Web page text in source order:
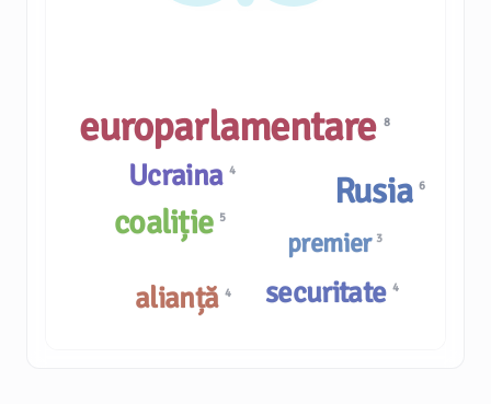
Rusia6
premier 3
Ucraina 4
coaliție 5
europarlamentare8
securitate 4
alianță 4